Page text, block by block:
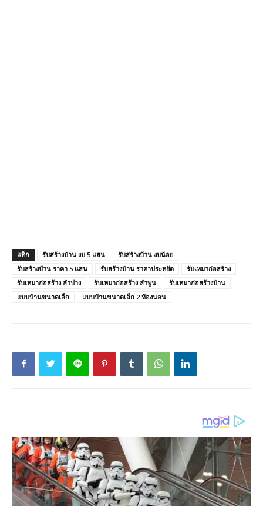
แท็ก รับสร้างบ้าน งบ 5 แสน
รับสร้างบ้าน งบน้อย
รับสร้างบ้าน ราคา 5 แสน
รับสร้างบ้าน ราคาประหยัด
รับเหมาก่อสร้าง
รับเหมาก่อสร้าง ลําปาง
รับเหมาก่อสร้าง ลําพูน
รับเหมาก่อสร้างบ้าน
แบบบ้านขนาดเล็ก
แบบบ้านขนาดเล็ก 2 ห้องนอน